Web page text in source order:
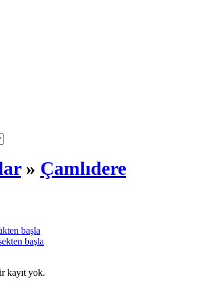
» Çamlıdere
başla
başla
kayıt yok.